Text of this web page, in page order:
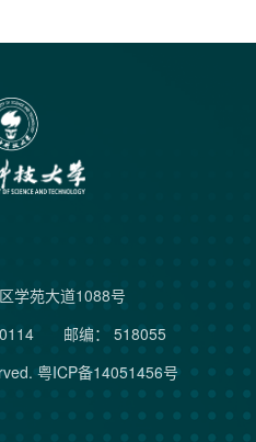
学苑大道1088号
邮编： 518055
粤ICP备14051456号